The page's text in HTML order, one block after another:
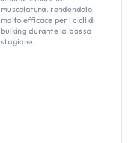
muscolatura, rendendolo
molto efficace per i cicli di
bulking durante la bassa
stagione.